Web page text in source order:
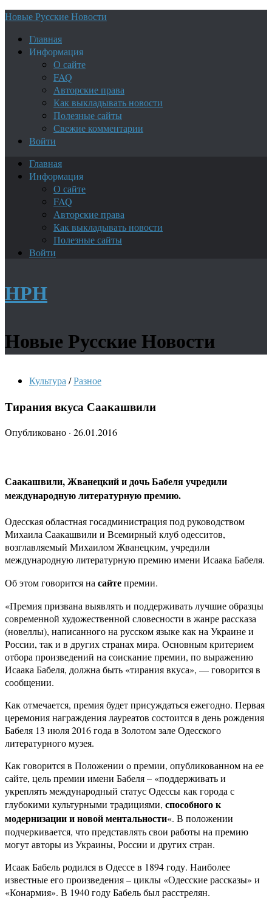
Новые Русские Новости
Главная
Информация
О сайте
FAQ
Авторские права
Как выкладывать новости
Полезные сайты
Свежие комментарии
Войти
Главная
Информация
О сайте
FAQ
Авторские права
Как выкладывать новости
Полезные сайты
Войти
НРН
Новые Русские Новости
Культура /Разное
Тирания вкуса Саакашвили
Опубликовано · 26.01.2016
Саакашвили, Жванецкий и дочь Бабеля учредили
международную литературную премию.
Одесская областная госадминистрация под руководством
Михаила Саакашвили и Всемирный клуб одесситов,
возглавляемый Михаилом Жванецким, учредили
международную литературную премию имени Исаака Бабеля.
Об этом говорится на сайтепремии.
«Премия призвана выявлять и поддерживать лучшие образцы
современной художественной словесности в жанре рассказа
(новеллы), написанного на русском языке как на Украине и
России, так и в других странах мира. Основным критерием
отбора произведений на соискание премии, по выражению
Исаака Бабеля, должна быть «тирания вкуса», — говорится в
сообщении.
Как отмечается, премия будет присуждаться ежегодно. Первая
церемония награждения лауреатов состоится в день рождения
Бабеля 13 июля 2016 года в Золотом зале Одесского
литературного музея.
Как говорится в Положении о премии, опубликованном на ее
сайте, цель премии имени Бабеля – «поддерживать и
укреплять международный статус Одессы как города с
глубокими культурными традициями, способного к
модернизации и новой ментальности«. В положении
подчеркивается, что представлять свои работы на премию
могут авторы из Украины, России и других стран.
Исаак Бабель родился в Одессе в 1894 году. Наиболее
известные его произведения – циклы «Одесские рассказы» и
«Конармия». В 1940 году Бабель был расстрелян.